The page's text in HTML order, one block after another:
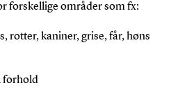
forskellige områder som fx:
rotter, kaniner, grise, får, høns
forhold